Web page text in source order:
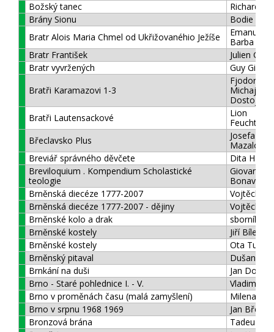
Božský tanec
Richard
Brány Sionu
Bodie
Bratr Alois Maria Chmel od Ukřižovanéhio Ježíše
Emanuel
Barba
Bratr František
Julien
Bratr vyvržených
Guy Gilbert
Bratři Karamazovi 1-3
Fjodor
Michajlovič
Bratři Lautensackové
Lion
Břeclavsko Plus
Josefa
Mazalová
Breviář správného děvčete
Dita Hajná
Breviloquium . Kompendium Scholastické
teologie
Giovani
Brněnská diecéze 1777-2007
Vojtěch
Brněnská diecéze 1777-2007 - dějiny
Vojtěch
Brněnské kolo a drak
sborník
Brněnské kostely
Jiří Bílek
Brněnské kostely
Ota Tučka
Brněnský pitaval
Dušan
Brnkání na duši
Jan Dobiáš
Brno - Staré pohlednice I. - V.
Vladimír
Brno v proměnách času (malá zamyšlení)
Milena
Brno v srpnu 1968 1969
Jan Břečka
Bronzová brána
Tadeuzs